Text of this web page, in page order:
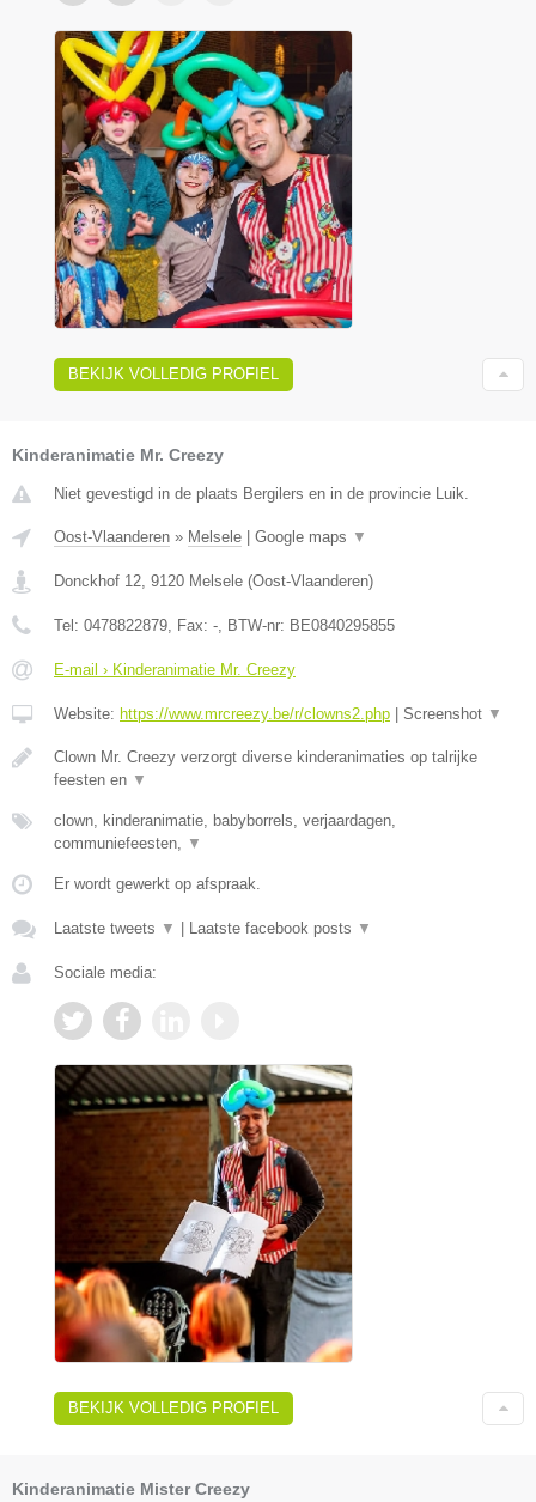
BEKIJK VOLLEDIG PROFIEL
Kinderanimatie Mr. Creezy
Niet gevestigd in de plaats Bergilers en in de provincie Luik.
Oost-Vlaanderen » Melsele Google maps ▼
Donckhof 12, 9120 Melsele (Oost-Vlaanderen)
Tel: 0478822879, Fax: -, BTW-nr: BE0840295855
E-mail › Kinderanimatie Mr. Creezy
Website: https://www.mrcreezy.be/r/clowns2.php Screenshot ▼
Clown Mr. Creezy verzorgt diverse kinderanimaties op talrijke
feesten en ▼
clown, kinderanimatie, babyborrels, verjaardagen,
communiefeesten, ▼
Er wordt gewerkt op afspraak.
Laatste tweets ▼ Laatste facebook posts ▼
Sociale media:
BEKIJK VOLLEDIG PROFIEL
Kinderanimatie Mister Creezy